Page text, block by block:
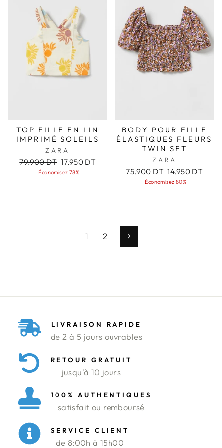
TOP FILLE EN LIN
IMPRIMÉ SOLEILS
ZARA
Prix
régulier
79.900 DT Prix
réduit
17.950 DT
Économisez 78%
BODY POUR FILLE
ÉLASTIQUES FLEURS
TWIN SET
ZARA
Prix
régulier
75.900 DT Prix
réduit
14.950 DT
Économisez 80%
1 2 Suivant
LIVRAISON RAPIDE
de 2 à 5 jours ouvrables
RETOUR GRATUIT
jusqu'à 10 jours
100% AUTHENTIQUES
satisfait ou remboursé
SERVICE CLIENT
de 8:00h à 15h00